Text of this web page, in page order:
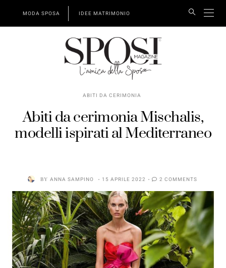
MODA SPOSA IDEE MATRIMONIO
ABITI DA CERIMONIA
Abiti da cerimonia Mischalis,
modelli ispirati al Mediterraneo
BY ANNA SAMPINO 15 APRILE 2022 2 COMMENTS